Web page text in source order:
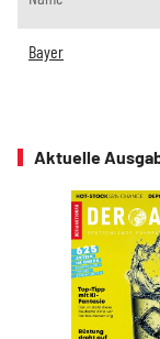
Bayer
Aktuelle